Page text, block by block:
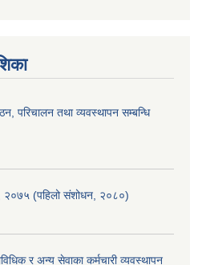
परिचालन तथा व्यवस्थापन सम्बन्धि
२०७५ (पहिलो संशोधन, २०८०)
र अन्य सेवाका कर्मचारी व्यवस्थापन